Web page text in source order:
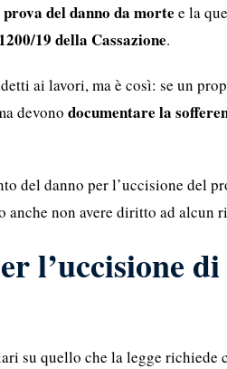
prova del danno da morte e la
19 della Cassazione.
ai lavori, ma è così: se un
devono documentare la
del danno per l’uccisione del
anche non avere diritto ad alcun
l’uccisione
su quello che la legge richiede